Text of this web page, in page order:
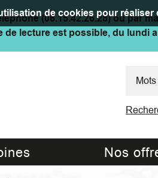
de cookies pour
(06.15.42.26.28) ou par
lecture est possible, du lundi
Nos